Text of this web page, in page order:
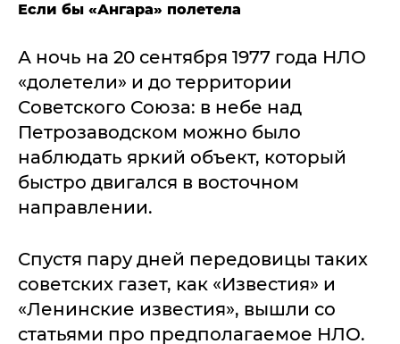
Если бы «Ангара» полетела
А ночь на 20 сентября 1977 года НЛО
«долетели» и до территории
Советского Союза: в небе над
Петрозаводском можно было
наблюдать яркий объект, который
быстро двигался в восточном
направлении.
Спустя пару дней передовицы таких
советских газет, как «Известия» и
«Ленинские известия», вышли со
статьями про предполагаемое НЛО.